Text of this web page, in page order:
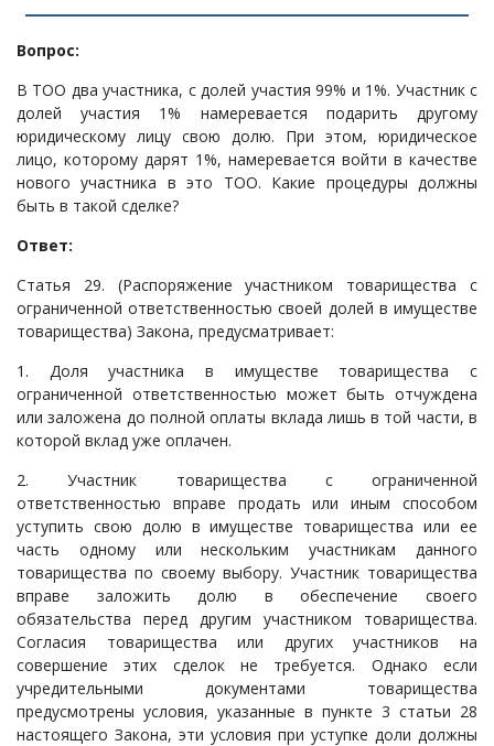
Қазына» (ПКО)
Некоммерческие организации
Лицензирование (разрешения и уведомления)
Исполнительное производство
Судопроизводство
Вопрос:
В ТОО два участника, с долей участия 99% и 1%. Участник с
долей участия 1% намеревается подарить другому
юридическому лицу свою долю. При этом, юридическое
лицо, которому дарят 1%, намеревается войти в качестве
нового участника в это ТОО. Какие процедуры должны
быть в такой сделке?
Ответ:
Статья 29. (Распоряжение участником товарищества с
ограниченной ответственностью своей долей в имуществе
товарищества) Закона, предусматривает:
1. Доля участника в имуществе товарищества с
ограниченной ответственностью может быть отчуждена
или заложена до полной оплаты вклада лишь в той части, в
которой вклад уже оплачен.
2. Участник товарищества с ограниченной
ответственностью вправе продать или иным способом
уступить свою долю в имуществе товарищества или ее
часть одному или нескольким участникам данного
товарищества по своему выбору. Участник товарищества
вправе заложить долю в обеспечение своего
обязательства перед другим участником товарищества.
Согласия товарищества или других участников на
совершение этих сделок не требуется. Однако если
учредительными документами товарищества
предусмотрены условия, указанные в пункте 3 статьи 28
настоящего Закона, эти условия при уступке доли должны